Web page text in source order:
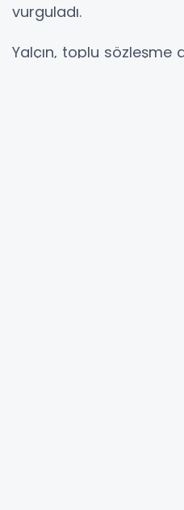
vurguladı.
Yalçın, toplu sözleşme